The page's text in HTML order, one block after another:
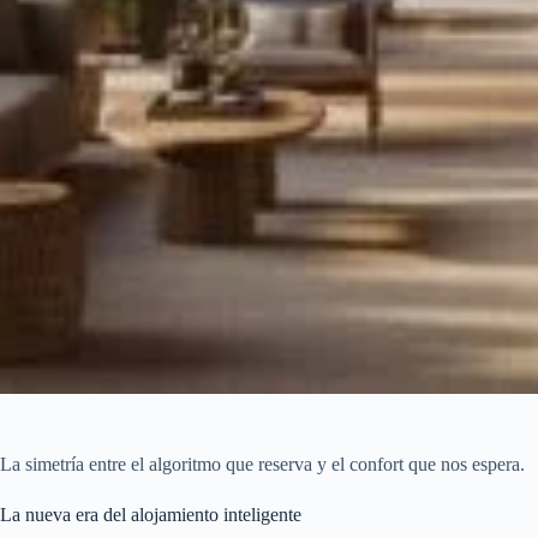
La simetría entre el algoritmo que reserva y el confort que nos espera.
La nueva era del alojamiento inteligente